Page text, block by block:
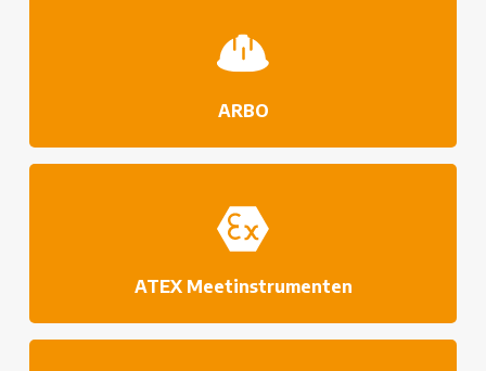
ARBO
ATEX Meetinstrumenten